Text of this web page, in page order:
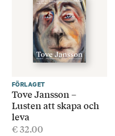
FÖRLAGET
Tove Jansson –
Lusten att skapa och
leva
€32.00